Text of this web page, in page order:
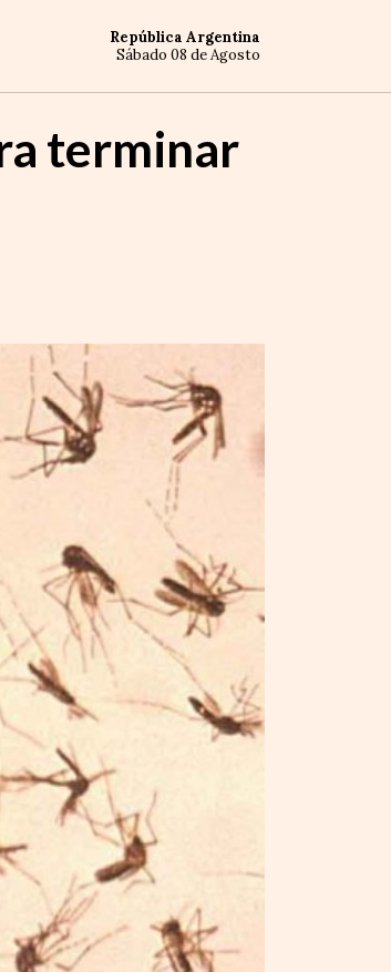
República Argentina
Sábado 08 de Agosto
terminar